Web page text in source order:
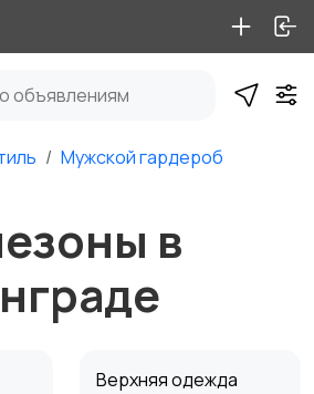
Мужской гардероб
в
Верхняя одежда